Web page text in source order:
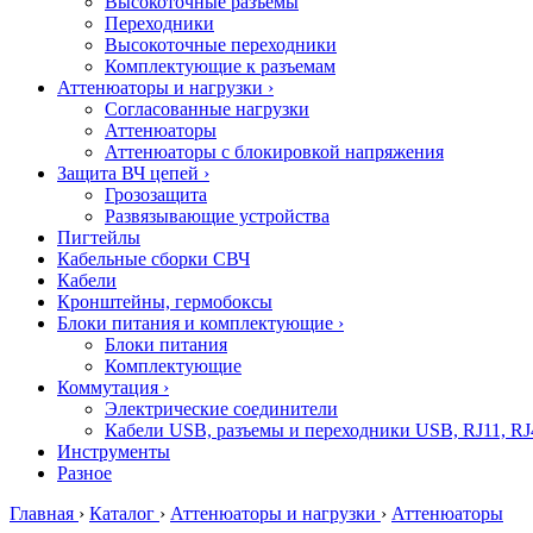
Переходники
Высокоточные переходники
Комплектующие к разъемам
Аттенюаторы и нагрузки ›
Согласованные нагрузки
Аттенюаторы
Аттенюаторы с блокировкой напряжения
Защита ВЧ цепей ›
Грозозащита
Развязывающие устройства
Пигтейлы
Кабельные сборки СВЧ
Кабели
Кронштейны, гермобоксы
Блоки питания и комплектующие ›
Блоки питания
Комплектующие
Коммутация ›
Электрические соединители
Кабели USB, разъемы и переходники USB, RJ11,
Инструменты
Разное
Главная › Каталог › Аттенюаторы и нагрузки › Аттенюаторы